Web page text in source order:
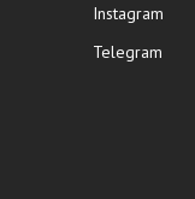
Instagram
Telegram